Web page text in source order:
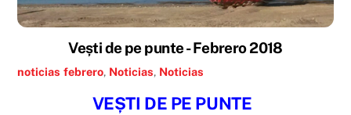
Vești de pe punte - Febrero 2018
noticias febrero, Noticias, Noticias
VEȘTI DE PE PUNTE